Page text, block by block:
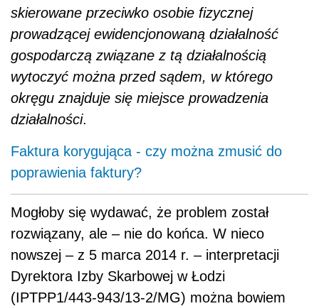
skierowane przeciwko osobie fizycznej
prowadzącej ewidencjonowaną działalność
gospodarczą związane z tą działalnością
wytoczyć można przed sądem, w którego
okręgu znajduje się miejsce prowadzenia
działalności.
Faktura korygująca - czy można zmusić do
poprawienia faktury?
Mogłoby się wydawać, że problem został
rozwiązany, ale – nie do końca. W nieco
nowszej – z 5 marca 2014 r. – interpretacji
Dyrektora Izby Skarbowej w Łodzi
(IPTPP1/443-943/13-2/MG) można bowiem